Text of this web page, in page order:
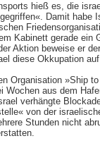
hieß es, die
Damit habe
Kabinett gerade
Aktion beweise er
diese Okkupation
Organisation »Ship
aus dem
verhängte
von der
Stunden nicht